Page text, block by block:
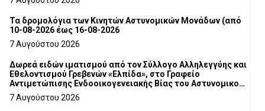
Τα δρομολόγια των Κινητών Αστυνομικών Μονάδων (από
10-08-2026 έως 16-08-2026
7 Αυγούστου 2026
Δωρεά ειδών ιματισμού από τον Σύλλογο Αλληλεγγύης και
Εθελοντισμού Γρεβενών «Ελπίδα», στο Γραφείο
Αντιμετώπισης Ενδοοικογενειακής Βίας του Αστυνομικού
Τμήματος Γρεβενών
7 Αυγούστου 2026